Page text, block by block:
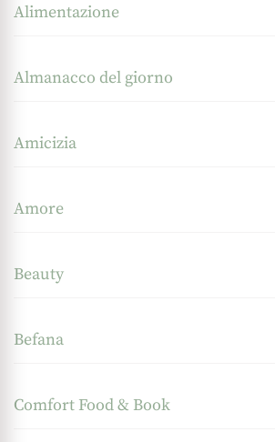
Alimentazione
Almanacco del giorno
Amicizia
Amore
Beauty
Befana
Comfort Food & Book